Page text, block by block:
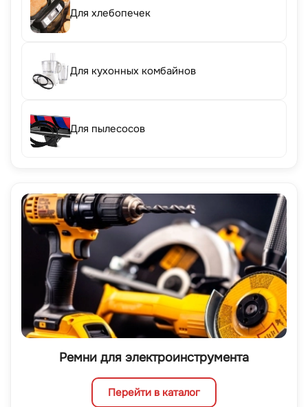
Для хлебопечек
Для кухонных комбайнов
Для пылесосов
Ремни для электроинструмента
Перейти в каталог